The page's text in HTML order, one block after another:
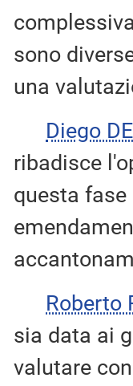
sono
una
Diego
ribadisce
questa
Roberto
sia data ai
valutare